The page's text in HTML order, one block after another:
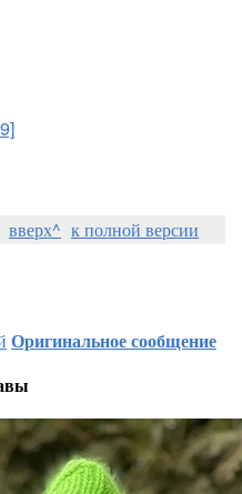
вверх^ к полной версии
Оригинальное сообщение